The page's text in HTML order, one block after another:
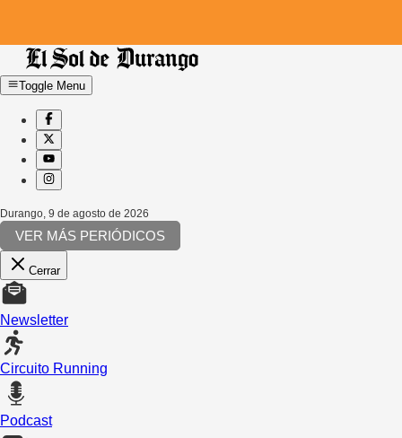
Toggle Menu
Durango 9 de agosto de 2026
VER MÁS PERIÓDICOS
Cerrar
Newsletter
Circuito Running
Podcast